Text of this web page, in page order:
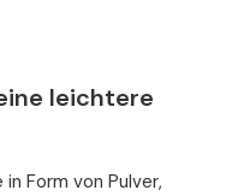
leichtere
Form von Pulver,